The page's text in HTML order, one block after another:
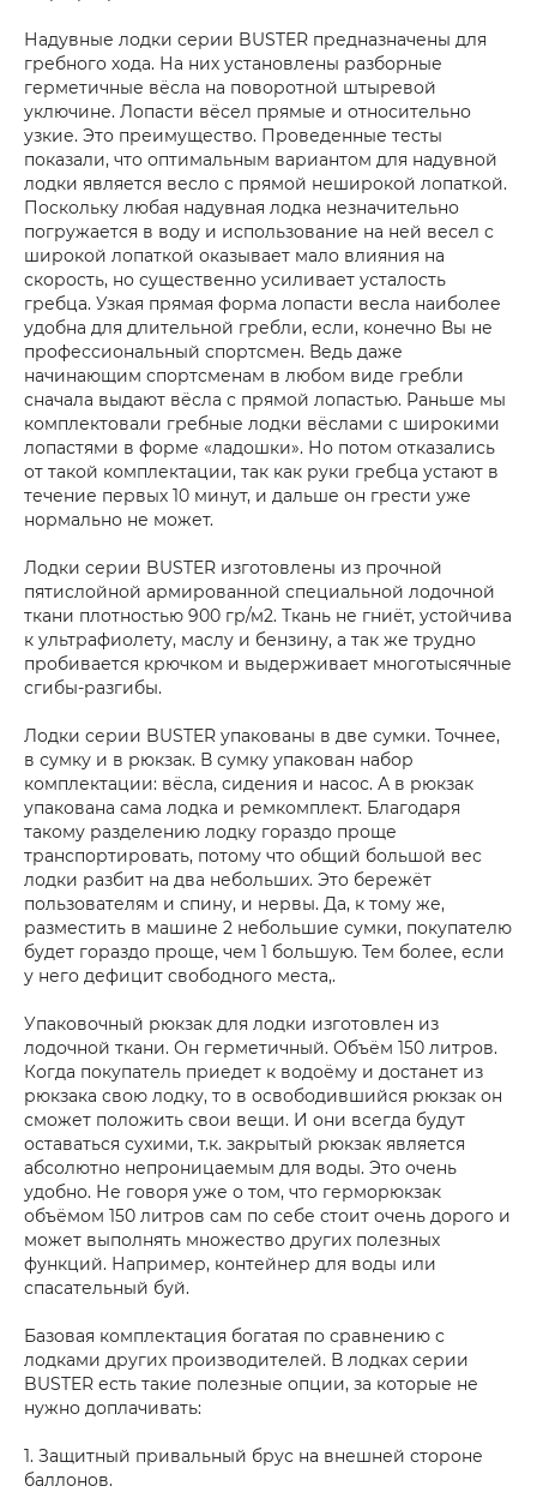
Надувные лодки серии BUSTER предназначены для
гребного хода. На них установлены разборные
герметичные вёсла на поворотной штыревой
уключине. Лопасти вёсел прямые и относительно
узкие. Это преимущество. Проведенные тесты
показали, что оптимальным вариантом для надувной
лодки является весло с прямой неширокой лопаткой.
Поскольку любая надувная лодка незначительно
погружается в воду и использование на ней весел с
широкой лопаткой оказывает мало влияния на
скорость, но существенно усиливает усталость
гребца. Узкая прямая форма лопасти весла наиболее
удобна для длительной гребли, если, конечно Вы не
профессиональный спортсмен. Ведь даже
начинающим спортсменам в любом виде гребли
сначала выдают вёсла с прямой лопастью. Раньше мы
комплектовали гребные лодки вёслами с широкими
лопастями в форме «ладошки». Но потом отказались
от такой комплектации, так как руки гребца устают в
течение первых 10 минут, и дальше он грести уже
нормально не может.
Лодки серии BUSTER изготовлены из прочной
пятислойной армированной специальной лодочной
ткани плотностью 900 гр/м2. Ткань не гниёт, устойчива
к ультрафиолету, маслу и бензину, а так же трудно
пробивается крючком и выдерживает многотысячные
сгибы-разгибы.
Лодки серии BUSTER упакованы в две сумки. Точнее,
в сумку и в рюкзак. В сумку упакован набор
комплектации: вёсла, сидения и насос. А в рюкзак
упакована сама лодка и ремкомплект. Благодаря
такому разделению лодку гораздо проще
транспортировать, потому что общий большой вес
лодки разбит на два небольших. Это бережёт
пользователям и спину, и нервы. Да, к тому же,
разместить в машине 2 небольшие сумки, покупателю
будет гораздо проще, чем 1 большую. Тем более, если
у него дефицит свободного места,.
Упаковочный рюкзак для лодки изготовлен из
лодочной ткани. Он герметичный. Объём 150 литров.
Когда покупатель приедет к водоёму и достанет из
рюкзака свою лодку, то в освободившийся рюкзак он
сможет положить свои вещи. И они всегда будут
оставаться сухими, т.к. закрытый рюкзак является
абсолютно непроницаемым для воды. Это очень
удобно. Не говоря уже о том, что герморюкзак
объёмом 150 литров сам по себе стоит очень дорого и
может выполнять множество других полезных
функций. Например, контейнер для воды или
спасательный буй.
Базовая комплектация богатая по сравнению с
лодками других производителей. В лодках серии
BUSTER есть такие полезные опции, за которые не
нужно доплачивать:
1. Защитный привальный брус на внешней стороне
баллонов.